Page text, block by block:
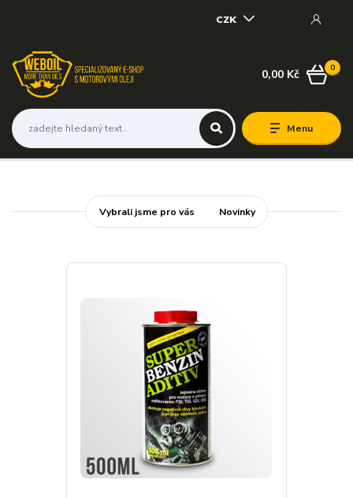
Menu
CZK
0
0,00 Kč
Vybrali jsme pro vás Novinky